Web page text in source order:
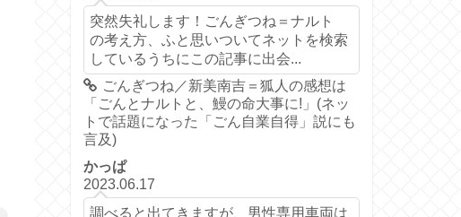
突然失礼します！ごんぎつね＝ナルト
の考え方、ふと思いついてネットを検索
しているうちにこの記事に出会...
ごんぎつね／新美南吉＝狐人の感想は
「ごんとナルトと、鰻の命大事に!」(ネッ
トで話題になった「ごん自業自得」説にも
言及)
かっぱ
2023.06.17
調べると出てきますが、男性専用車両は